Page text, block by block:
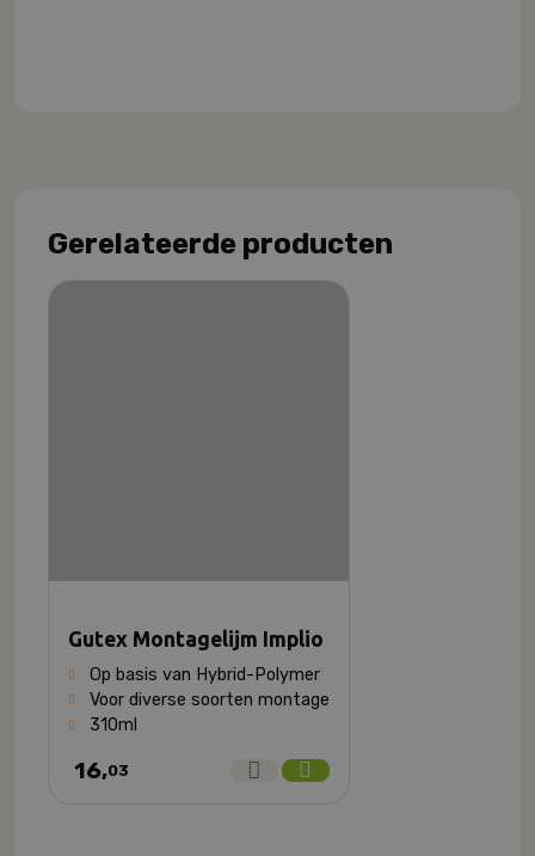
Gerelateerde producten
Gutex Montagelijm Implio
Op basis van Hybrid-Polymer
Voor diverse soorten montage
310ml
16,03